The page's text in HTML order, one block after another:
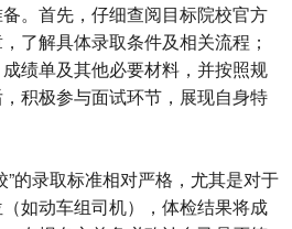
。首先，仔细查阅目标院校官方
了解具体录取条件及相关流程；
绩单及其他必要材料，并按照规
积极参与面试环节，展现自身特
”的录取标准相对严格，尤其是对于
如动车组司机），体检结果将成